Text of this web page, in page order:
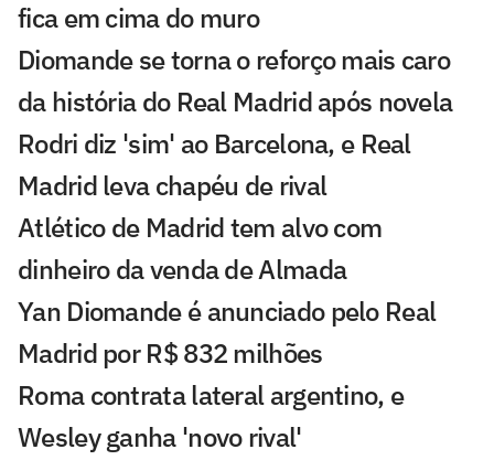
fica em cima do muro
Diomande se torna o reforço mais caro
da história do Real Madrid após novela
Rodri diz 'sim' ao Barcelona, e Real
Madrid leva chapéu de rival
Atlético de Madrid tem alvo com
dinheiro da venda de Almada
Yan Diomande é anunciado pelo Real
Madrid por R$ 832 milhões
Roma contrata lateral argentino, e
Wesley ganha 'novo rival'